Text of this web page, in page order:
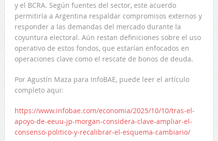
y el BCRA. Según fuentes del sector, este acuerdo
permitiría a Argentina respaldar compromisos externos y
responder a las demandas del mercado durante la
coyuntura electoral. Aún restan definiciones sobre el uso
operativo de estos fondos, que estarían enfocados en
operaciones clave como el rescate de bonos de deuda.
Por Agustín Maza para InfoBAE, puede leer el artículo
completo aqui:
https://www.infobae.com/economia/2025/10/10/tras-el-
apoyo-de-eeuu-jp-morgan-considera-clave-ampliar-el-
consenso-politico-y-recalibrar-el-esquema-cambiario/